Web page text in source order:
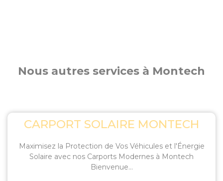
Nous autres services à Montech
CARPORT SOLAIRE MONTECH
Maximisez la Protection de Vos Véhicules et l'Énergie
Solaire avec nos Carports Modernes à Montech
Bienvenue...